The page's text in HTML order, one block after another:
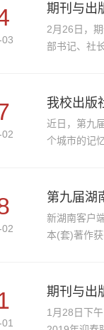
期刊与出
2月26日，期
部书记、社
我校出版
近日，第九
个城市的记
第九届湖
新湖南客户
本(套)著作
期刊与出
1月28日下